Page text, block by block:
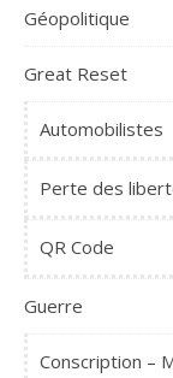
Géopolitique
Great Reset
Automobilistes
Perte des
QR Code
Guerre
Conscription –